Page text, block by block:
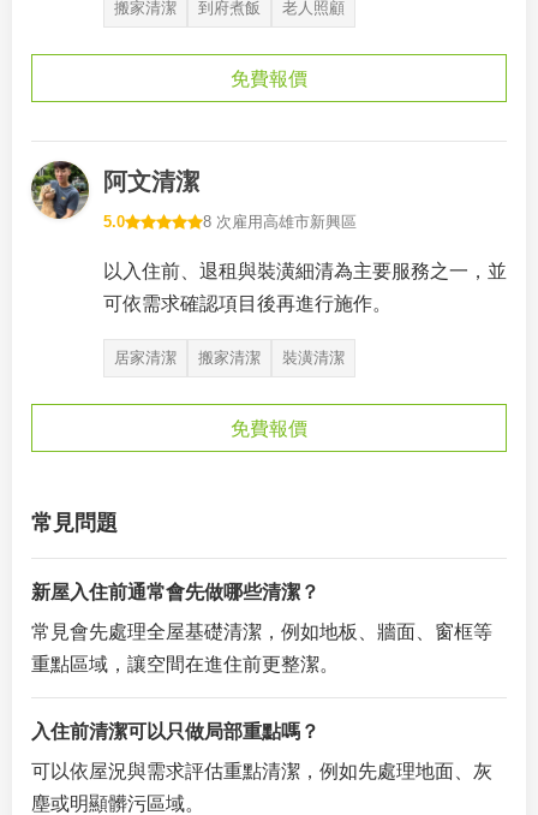
搬家清潔 到府煮飯 老人照顧
免費報價
阿文清潔
5.0 8 次雇用高雄市新興區
以入住前、退租與裝潢細清為主要服務之一，並
可依需求確認項目後再進行施作。
居家清潔 搬家清潔 裝潢清潔
免費報價
常見問題
新屋入住前通常會先做哪些清潔？
常見會先處理全屋基礎清潔，例如地板、牆面、窗框等
重點區域，讓空間在進住前更整潔。
入住前清潔可以只做局部重點嗎？
可以依屋況與需求評估重點清潔，例如先處理地面、灰
塵或明顯髒污區域。